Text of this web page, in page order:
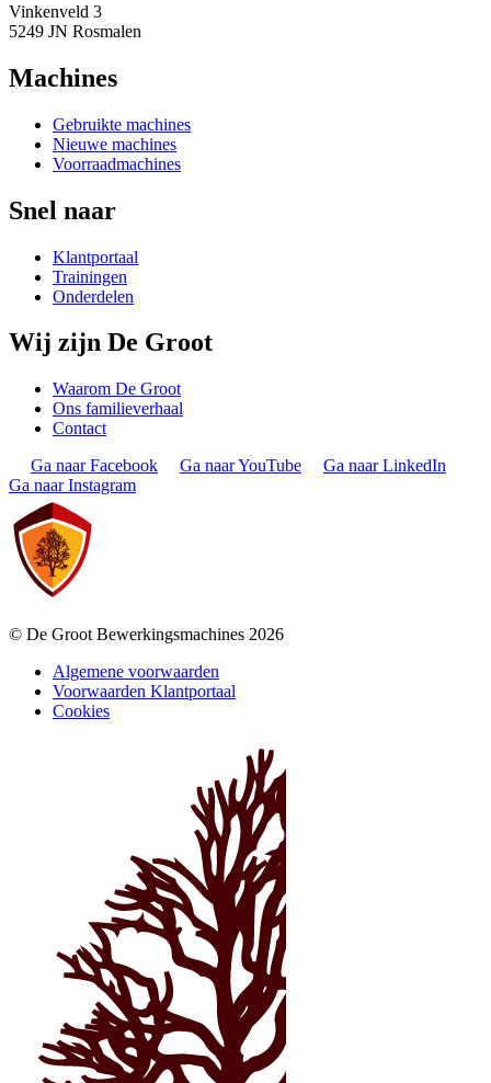
Vinkenveld 3
5249 JN Rosmalen
Machines
Gebruikte machines
Nieuwe machines
Voorraadmachines
Snel naar
Klantportaal
Trainingen
Onderdelen
Wij zijn De Groot
Waarom De Groot
Ons familieverhaal
Contact
Ga naar Facebook
Ga naar YouTube
Ga naar LinkedIn
Ga naar Instagram
© De Groot Bewerkingsmachines 2026
Algemene voorwaarden
Voorwaarden Klantportaal
Cookies